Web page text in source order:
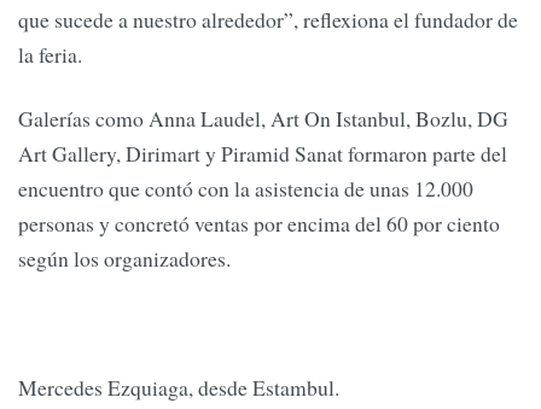
que sucede a nuestro alrededor”, reflexiona el fundador de
la feria.
Galerías como Anna Laudel, Art On Istanbul, Bozlu, DG
Art Gallery, Dirimart y Piramid Sanat formaron parte del
encuentro que contó con la asistencia de unas 12.000
personas y concretó ventas por encima del 60 por ciento
según los organizadores.
Mercedes Ezquiaga, desde Estambul.